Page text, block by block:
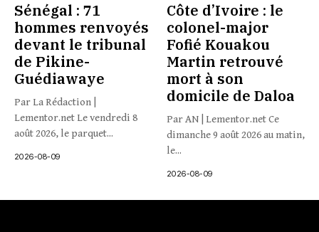
Sénégal : 71
hommes renvoyés
devant le tribunal
de Pikine-
Guédiawaye
Par La Rédaction |
Lementor.net Le vendredi 8
août 2026, le parquet...
2026-08-09
Côte d’Ivoire : le
colonel-major
Fofié Kouakou
Martin retrouvé
mort à son
domicile de Daloa
Par AN | Lementor.net Ce
dimanche 9 août 2026 au matin,
le...
2026-08-09